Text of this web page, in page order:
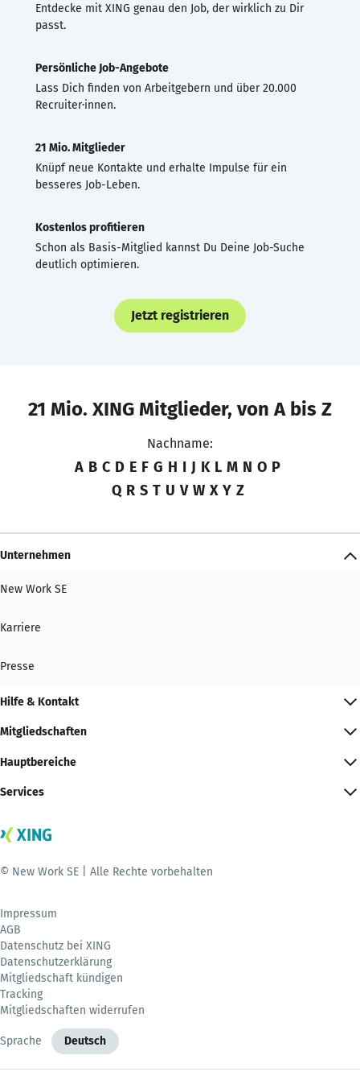
Entdecke mit XING genau den Job, der wirklich zu Dir
passt.
Persönliche Job-Angebote
Lass Dich finden von Arbeitgebern und über 20.000
Recruiter·innen.
21 Mio. Mitglieder
Knüpf neue Kontakte und erhalte Impulse für ein
besseres Job-Leben.
Kostenlos profitieren
Schon als Basis-Mitglied kannst Du Deine Job-Suche
deutlich optimieren.
Jetzt registrieren
21 Mio. XING Mitglieder, von A bis Z
Nachname:
A B C D E F G H I J K L M N O P
Q R S T U V W X Y Z
Unternehmen
New Work SE
Karriere
Presse
Hilfe & Kontakt
Mitgliedschaften
Hauptbereiche
Services
© New Work SE | Alle Rechte vorbehalten
Impressum
AGB
Datenschutz bei XING
Datenschutzerklärung
Mitgliedschaft kündigen
Tracking
Mitgliedschaften widerrufen
Sprache Deutsch